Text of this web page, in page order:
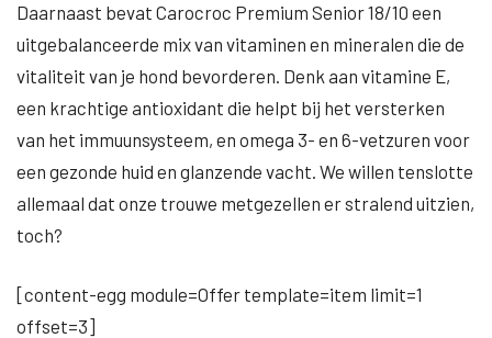
Daarnaast bevat Carocroc Premium Senior 18/10 een
uitgebalanceerde mix van vitaminen en mineralen die de
vitaliteit van je hond bevorderen. Denk aan vitamine E,
een krachtige antioxidant die helpt bij het versterken
van het immuunsysteem, en omega 3- en 6-vetzuren voor
een gezonde huid en glanzende vacht. We willen tenslotte
allemaal dat onze trouwe metgezellen er stralend uitzien,
toch?
[content-egg module=Offer template=item limit=1
offset=3]